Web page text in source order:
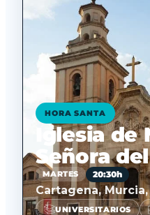
HORA SANTA
Iglesia de
Señora
MARTES 20:30h
Cartagena, Murcia,
UNIVERSITARIOS